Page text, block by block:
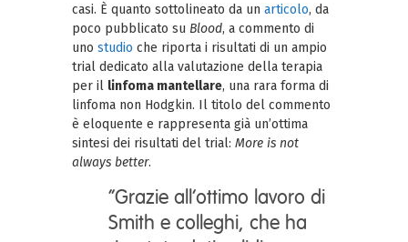
casi. È quanto sottolineato da un articolo, da
poco pubblicato su Blood, a commento di
uno studio che riporta i risultati di un ampio
trial dedicato alla valutazione della terapia
per il linfoma mantellare, una rara forma di
linfoma non Hodgkin. Il titolo del commento
è eloquente e rappresenta già un’ottima
sintesi dei risultati del trial: More is not
always better.
“Grazie all’ottimo lavoro di
Smith e colleghi, che ha